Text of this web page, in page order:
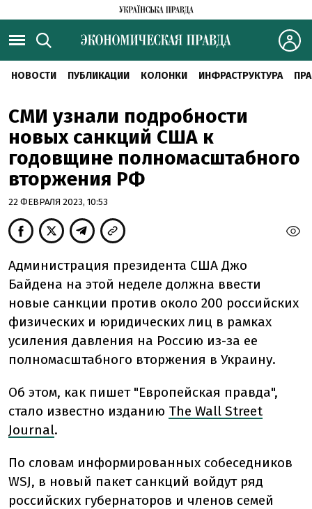
НОВОСТИ ПУБЛИКАЦИИ КОЛОНКИ ИНФРАСТРУКТУРА
СМИ узнали подробности
новых санкций США к
годовщине полномасштабного
вторжения РФ
22 ФЕВРАЛЯ 2023, 10:53
Администрация президента США Джо
Байдена на этой неделе должна ввести
новые санкции против около 200 российских
физических и юридических лиц в рамках
усиления давления на Россию из-за ее
полномасштабного вторжения в Украину.
Об этом, как пишет "Европейская правда",
стало известно изданию The Wall Street
Journal.
По словам информированных собеседников
WSJ, в новый пакет санкций войдут ряд
российских губернаторов и членов семей